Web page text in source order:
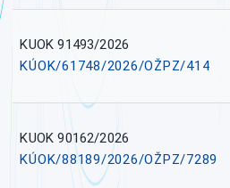
KUOK 91493/2026
KÚOK/61748/2026/OŽPZ/414
KUOK 90162/2026
KÚOK/88189/2026/OŽPZ/7289